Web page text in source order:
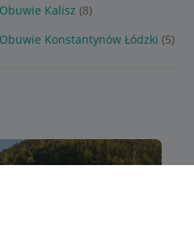
Obuwie Kalisz (8)
Obuwie Konstantynów Łódzki (5)